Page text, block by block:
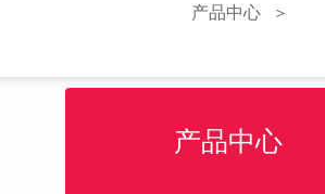
产品中心＞
产品中心